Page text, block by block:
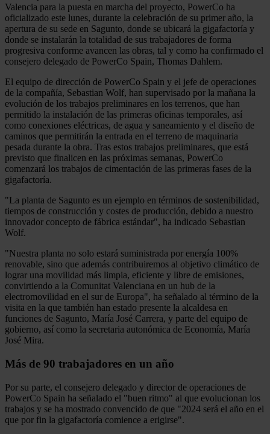
Valencia para la puesta en marcha del proyecto, PowerCo ha
oficializado este lunes, durante la celebración de su primer año, la
apertura de su sede en Sagunto, donde se ubicará la gigafactoría y
donde se instalarán la totalidad de sus trabajadores de forma
progresiva conforme avancen las obras, tal y como ha confirmado el
consejero delegado de PowerCo Spain, Thomas Dahlem.
El equipo de dirección de PowerCo Spain y el jefe de operaciones
de la compañía, Sebastian Wolf, han supervisado por la mañana la
evolución de los trabajos preliminares en los terrenos, que han
permitido la instalación de las primeras oficinas temporales, así
como conexiones eléctricas, de agua y saneamiento y el diseño de
caminos que permitirán la entrada en el terreno de maquinaria
pesada durante la obra. Tras estos trabajos preliminares, que está
previsto que finalicen en las próximas semanas, PowerCo
comenzará los trabajos de cimentación de las primeras fases de la
gigafactoría.
"La planta de Sagunto es un ejemplo en términos de sostenibilidad,
tiempos de construcción y costes de producción, debido a nuestro
innovador concepto de fábrica estándar", ha indicado Sebastian
Wolf.
"Nuestra planta no solo estará suministrada por energía 100%
renovable, sino que además contribuiremos al objetivo climático de
lograr una movilidad más limpia, eficiente y libre de emisiones,
convirtiendo a la Comunitat Valenciana en un hub de la
electromovilidad en el sur de Europa", ha señalado al término de la
visita en la que también han estado presente la alcaldesa en
funciones de Sagunto, María José Carrera, y parte del equipo de
gobierno, así como la secretaria autonómica de Economía, María
José Mira.
Más de 90 trabajadores en un año
Por su parte, el consejero delegado y director de operaciones de
PowerCo Spain ha señalado el "buen ritmo" al que evolucionan los
trabajos y se ha mostrado convencido de que "2024 será el año en el
que por fin la gigafactoría comience a erigirse".